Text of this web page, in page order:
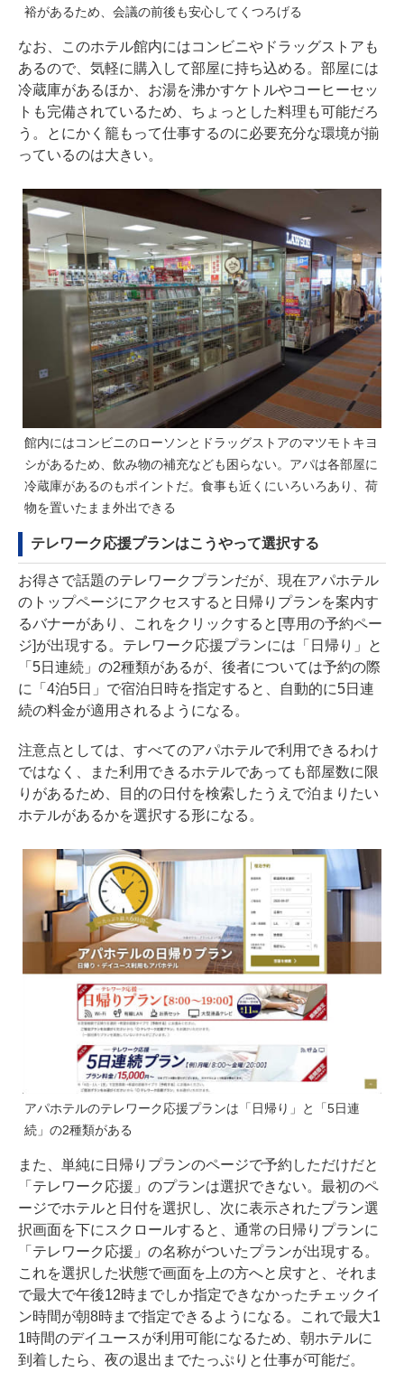
裕があるため、会議の前後も安心してくつろげる
なお、このホテル館内にはコンビニやドラッグストアも
あるので、気軽に購入して部屋に持ち込める。部屋には
冷蔵庫があるほか、お湯を沸かすケトルやコーヒーセッ
トも完備されているため、ちょっとした料理も可能だろ
う。とにかく籠もって仕事するのに必要充分な環境が揃
っているのは大きい。
館内にはコンビニのローソンとドラッグストアのマツモトキヨ
シがあるため、飲み物の補充なども困らない。アパは各部屋に
冷蔵庫があるのもポイントだ。食事も近くにいろいろあり、荷
物を置いたまま外出できる
テレワーク応援プランはこうやって選択する
お得さで話題のテレワークプランだが、現在アパホテル
のトップページにアクセスすると日帰りプランを案内す
るバナーがあり、これをクリックすると[専用の予約ペー
ジ]が出現する。テレワーク応援プランには「日帰り」と
「5日連続」の2種類があるが、後者については予約の際
に「4泊5日」で宿泊日時を指定すると、自動的に5日連
続の料金が適用されるようになる。
注意点としては、すべてのアパホテルで利用できるわけ
ではなく、また利用できるホテルであっても部屋数に限
りがあるため、目的の日付を検索したうえで泊まりたい
ホテルがあるかを選択する形になる。
アパホテルのテレワーク応援プランは「日帰り」と「5日連
続」の2種類がある
また、単純に日帰りプランのページで予約しただけだと
「テレワーク応援」のプランは選択できない。最初のペ
ージでホテルと日付を選択し、次に表示されたプラン選
択画面を下にスクロールすると、通常の日帰りプランに
「テレワーク応援」の名称がついたプランが出現する。
これを選択した状態で画面を上の方へと戻すと、それま
で最大で午後12時までしか指定できなかったチェックイ
ン時間が朝8時まで指定できるようになる。これで最大1
1時間のデイユースが利用可能になるため、朝ホテルに
到着したら、夜の退出までたっぷりと仕事が可能だ。